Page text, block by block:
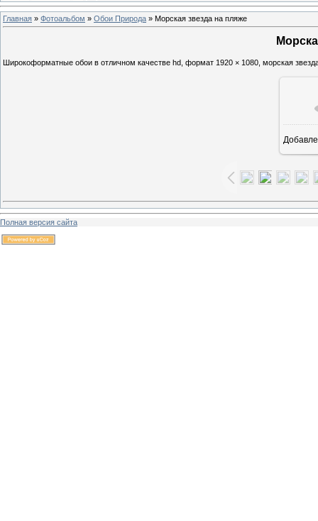
Главная » Фотоальбом » Обои Природа » Морская звезда на пляже
Широкоформатные обои в отличном качестве hd, формат 1920 × 1080, морская
Полная версия сайта